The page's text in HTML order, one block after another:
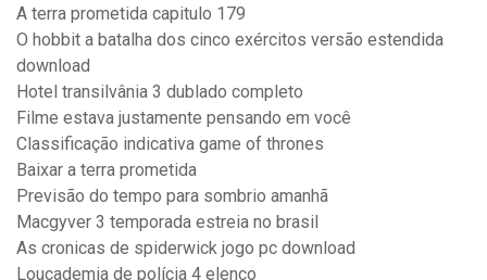
A terra prometida capitulo 179
O hobbit a batalha dos cinco exércitos versão estendida
download
Hotel transilvânia 3 dublado completo
Filme estava justamente pensando em você
Classificação indicativa game of thrones
Baixar a terra prometida
Previsão do tempo para sombrio amanhã
Macgyver 3 temporada estreia no brasil
As cronicas de spiderwick jogo pc download
Loucademia de polícia 4 elenco